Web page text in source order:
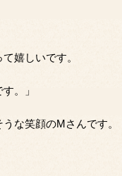
嬉しいです。
。」
な笑顔のMさんです。